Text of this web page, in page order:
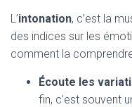
L’intonation, c’est la
des indices sur les
comment la
Écoute les
fin, c’est souvent